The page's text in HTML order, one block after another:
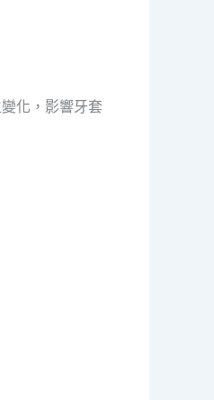
化，影響牙套